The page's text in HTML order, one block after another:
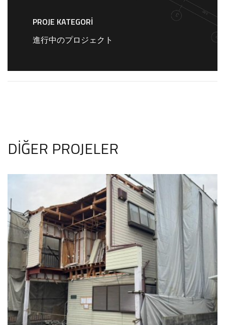
PROJE KATEGORI
進行中のプロジェクト
DİĞER PROJELER
国分寺市東元町 40 坪 ⁠鉄骨鉄筋コ
ンクリート解体工事